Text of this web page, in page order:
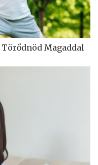
Magaddal